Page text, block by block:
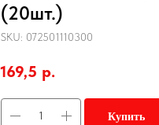
(20шт.)
SKU: 072501110300
169,5 р.
Купить